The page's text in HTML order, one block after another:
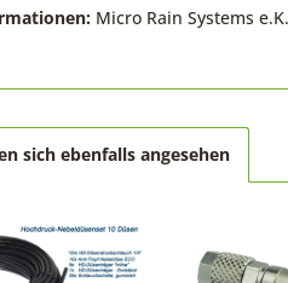
Micro Rain Systems
sich ebenfalls angesehen